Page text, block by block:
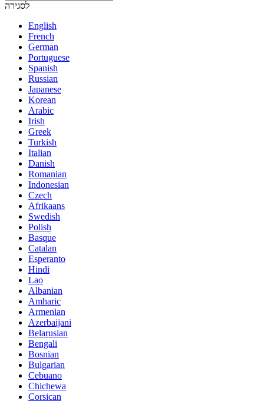
לסגירה
English
French
German
Portuguese
Spanish
Russian
Japanese
Korean
Arabic
Irish
Greek
Turkish
Italian
Danish
Romanian
Indonesian
Czech
Afrikaans
Swedish
Polish
Basque
Catalan
Esperanto
Hindi
Lao
Albanian
Amharic
Armenian
Azerbaijani
Belarusian
Bengali
Bosnian
Bulgarian
Cebuano
Chichewa
Corsican